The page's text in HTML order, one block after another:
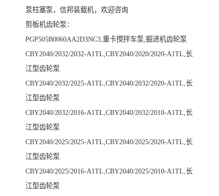
泵柱塞泵，信邦装载机，欢迎咨询
剪板机齿轮泵：
PGP505B0060AA2D3NC3,重卡搅拌车泵,掘进机齿轮泵
CBY2040/2032/2032-A1TL,CBY2040/2020/2020-A1TL,长
江型齿轮泵
CBY2040/2032/2025-A1TL,CBY2040/2032/2020-A1TL,长
江型齿轮泵
CBY2040/2032/2016-A1TL,CBY2040/2032/2010-A1TL,长
江型齿轮泵
CBY2040/2025/2025-A1TL,CBY2040/2025/2020-A1TL,长
江型齿轮泵
CBY2040/2025/2016-A1TL,CBY2040/2025/2010-A1TL,长
江型齿轮泵